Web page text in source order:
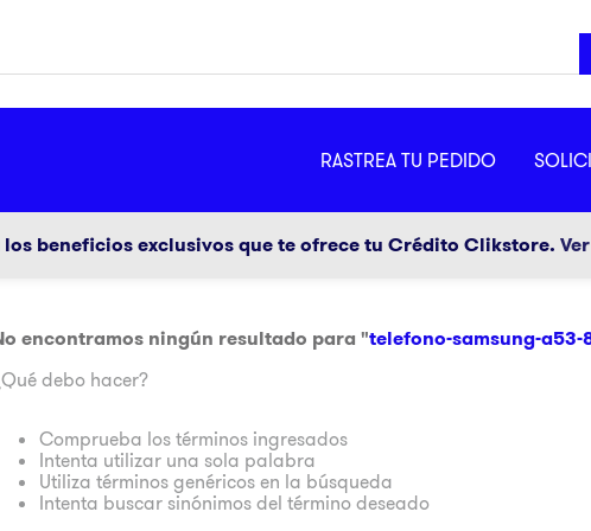
RASTREA TU PEDIDO
beneficios exclusivos que te ofrece tu Crédito Clikstore.
encontramos ningún resultado para "telefono-samsung-a53-
debo hacer?
Comprueba los términos ingresados
Intenta utilizar una sola palabra
Utiliza términos genéricos en la búsqueda
Intenta buscar sinónimos del término deseado